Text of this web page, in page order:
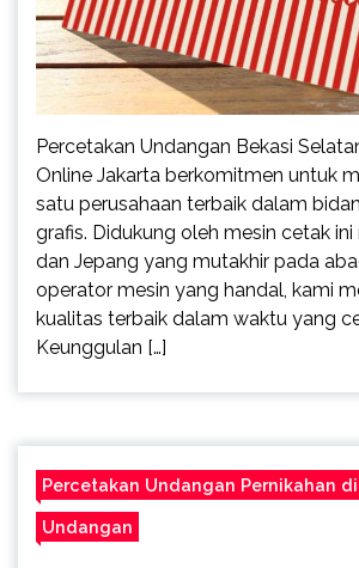
Percetakan Undangan Bekasi
Online Jakarta berkomitmen untuk
satu perusahaan terbaik dalam
grafis. Didukung oleh mesin cetak
dan Jepang yang mutakhir pada
operator mesin yang handal, kami
kualitas terbaik dalam waktu yang
Keunggulan […]
Percetakan Undangan Pernikahan
Undangan